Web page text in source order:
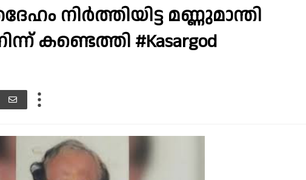
നിർത്തിയിട്ട മണ്ണുമാന്തി
കണ്ടെത്തി #Kasargod